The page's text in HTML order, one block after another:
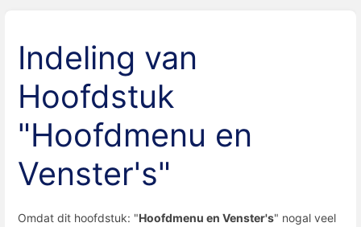
Indeling van
Hoofdstuk
"Hoofdmenu en
Venster's"
Omdat dit hoofdstuk: "Hoofdmenu en Venster's" nogal veel